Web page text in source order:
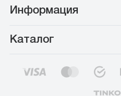
Информация
Каталог